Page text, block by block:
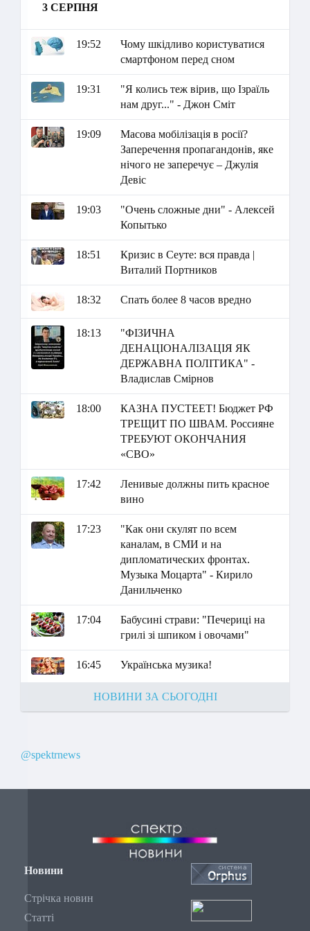
3 СЕРПНЯ
19:52
Чому шкідливо користуватися
смартфоном перед сном
19:31
"Я колись теж вірив, що Ізраїль
нам друг..." - Джон Сміт
19:09
Масова мобілізація в росії?
Заперечення пропагандонів, яке
нічого не заперечує – Джулія
Девіс
19:03
"Очень сложные дни" - Алексей
Копытько
18:51
Кризис в Сеуте: вся правда |
Виталий Портников
18:32 Спать более 8 часов вредно
18:13
"ФІЗИЧНА
ДЕНАЦІОНАЛІЗАЦІЯ ЯК
ДЕРЖАВНА ПОЛІТИКА" -
Владислав Смірнов
18:00
КАЗНА ПУСТЕЕТ! Бюджет РФ
ТРЕЩИТ ПО ШВАМ. Россияне
ТРЕБУЮТ ОКОНЧАНИЯ
«СВО»
17:42
Ленивые должны пить красное
вино
17:23
"Как они скулят по всем
каналам, в СМИ и на
дипломатических фронтах.
Музыка Моцарта" - Кирило
Данильченко
17:04
Бабусині страви: "Печериці на
грилі зі шпиком і овочами"
16:45 Українська музика!
НОВИНИ ЗА СЬОГОДНІ
@spektrnews
Новини
Стрічка новин
Статті